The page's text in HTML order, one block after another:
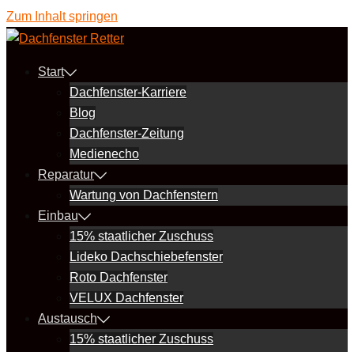
Zum Inhalt springen
Start
Dachfenster-Karriere
Blog
Dachfenster-Zeitung
Medienecho
Reparatur
Wartung von Dachfenstern
Einbau
15% staatlicher Zuschuss
Lideko Dachschiebefenster
Roto Dachfenster
VELUX Dachfenster
Austausch
15% staatlicher Zuschuss